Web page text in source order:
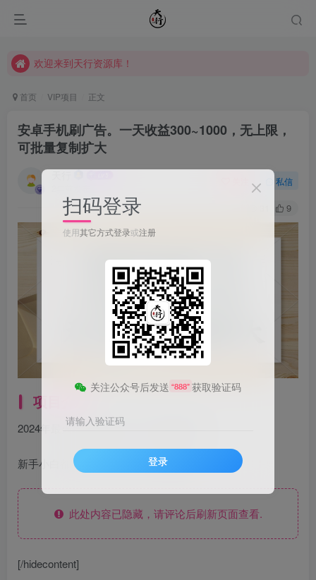
欢迎来到天行资源库！
首页 VIP项目 正文
安卓手机刷广告。一天收益300~1000，无上限，
可批量复制扩大
私信
9
项目介绍
2024年最火的风口趋势，看广告撸收益
新手小白都可以上手实操，实操无难点
此处内容已隐藏，请评论后刷新页面查看.
[/hidecontent]
扫码登录
使用其它方式登录或注册
关注公众号后发送 “888” 获取验证码
请输入验证码
登录